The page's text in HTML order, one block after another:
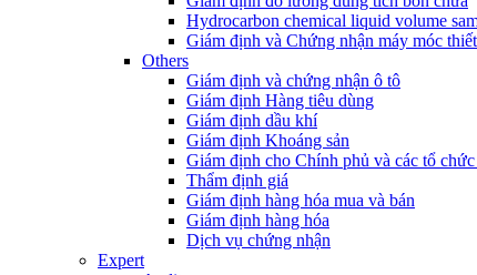
Hydrocarbon chemical liquid volume
Giám định và Chứng nhận máy móc
Others
Giám định và chứng nhận ô tô
Giám định Hàng tiêu dùng
Giám định dầu khí
Giám định Khoáng sản
Giám định cho Chính phủ và các tổ
Thẩm định giá
Giám định hàng hóa mua và bán
Giám định hàng hóa
Dịch vụ chứng nhận
Expert